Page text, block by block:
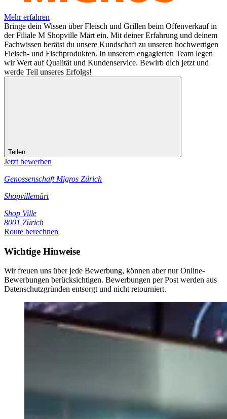
Mehr erfahren
Bringe dein Wissen über Fleisch und Grillen beim Offenverkauf in
der Filiale M Shopville Märt ein. Mit deiner Erfahrung und deinem
Fachwissen berätst du unsere Kundschaft zu unseren hochwertigen
Fleisch- und Fischprodukten. In unserem engagierten Team legen
wir Wert auf Qualität und Kundenservice. Bewirb dich jetzt und
werde Teil unseres Erfolgs!
Teilen
Jetzt bewerben
Genossenschaft Migros Zürich
Shopvillemärt
Shop Ville
8001 Zürich
Route berechnen
Wichtige Hinweise
Wir freuen uns über jede Bewerbung, können aber nur Online-
Bewerbungen berücksichtigen. Bewerbungen per Post werden aus
Datenschutzgründen entsorgt und nicht retourniert.